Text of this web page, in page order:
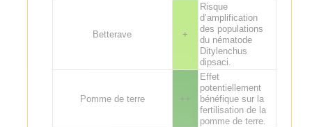
Betterave +
Risque
d’amplification
des populations
du nématode
Ditylenchus
dipsaci.
Pomme de terre ++
Effet
potentiellement
bénéfique sur la
fertilisation de la
pomme de terre.